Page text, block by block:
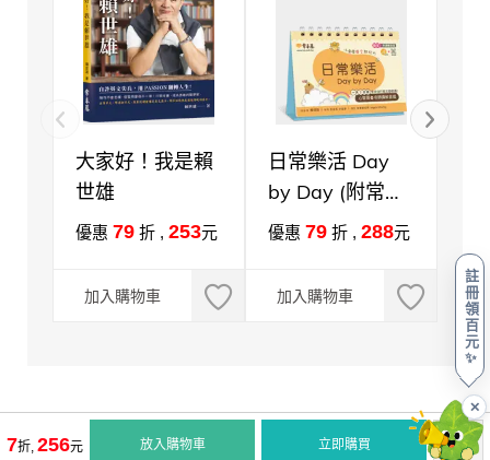
註
冊
領
百
元
✨
✕
7折, 256元 放入購物車 立即購買
大家好！我是賴
世雄
優惠 79 折 , 253元
加入購物車
日常樂活 Day
by Day (附常春
藤名師 Angela
優惠 79 折 , 288元
加入購物車
韓
)
加